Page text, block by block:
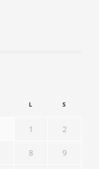
L S
1 2
8 9